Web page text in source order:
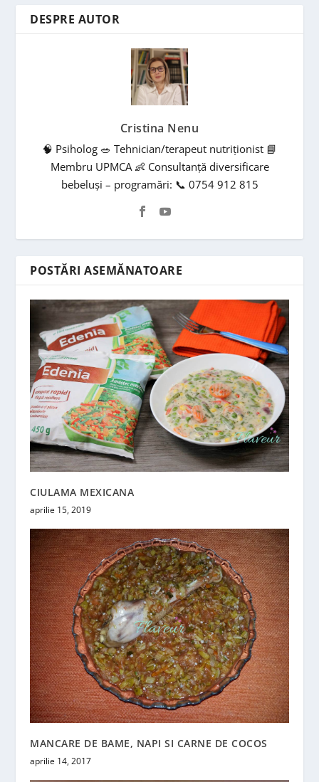
DESPRE AUTOR
Cristina Nenu
🧠 Psiholog 🥗 Tehnician/terapeut nutriționist 📘
Membru UPMCA 👶 Consultanță diversificare
bebeluși – programări: 📞 0754 912 815
POSTĂRI ASEMĂNATOARE
CIULAMA MEXICANA
aprilie 15, 2019
MANCARE DE BAME, NAPI SI CARNE DE COCOS
aprilie 14, 2017